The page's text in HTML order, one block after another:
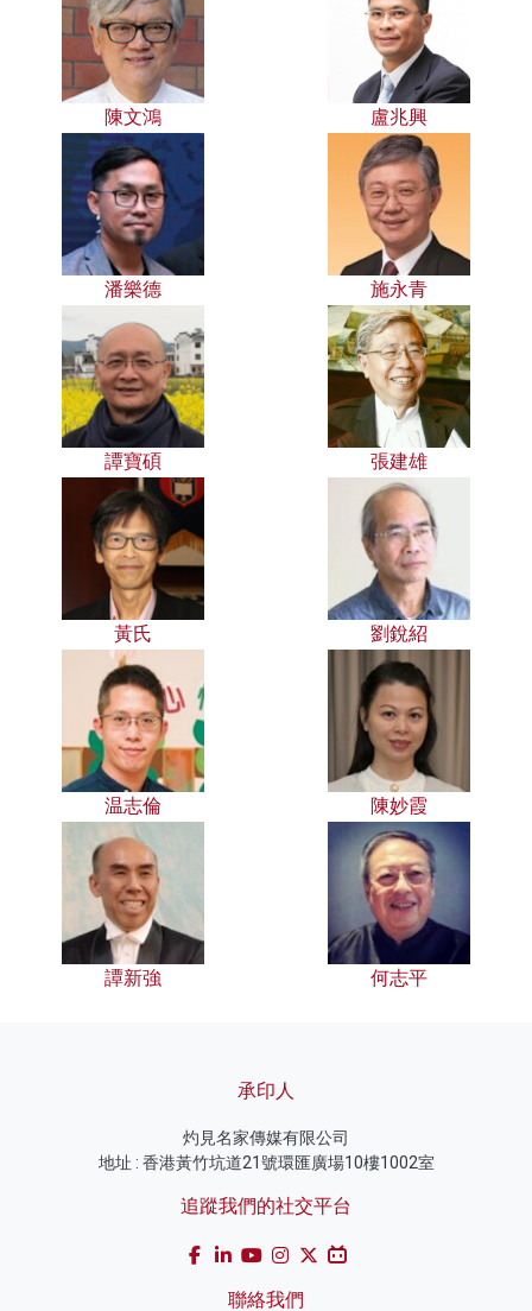
陳文鴻 盧兆興
潘樂德 施永青
譚寶碩 張建雄
黃氏 劉銳紹
温志倫 陳妙霞
譚新強 何志平
承印人
灼見名家傳媒有限公司
地址 : 香港黃竹坑道21號環匯廣場10樓1002室
追蹤我們的社交平台
聯絡我們